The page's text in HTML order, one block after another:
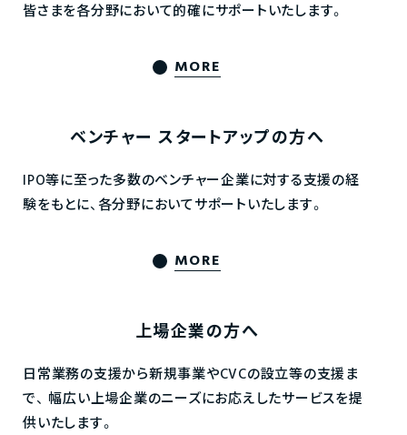
皆さまを各分野において的確にサポートいたします。
MORE
ベンチャー スタートアップの方へ
IPO等に至った多数のベンチャー企業に対する支援の経
験をもとに、各分野においてサポートいたします。
MORE
上場企業の方へ
日常業務の支援から新規事業やCVCの設立等の支援ま
で、 幅広い上場企業のニーズにお応えしたサービスを提
供いたします。